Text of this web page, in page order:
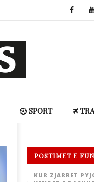
SPORT
POSTIMET E
KUR ZJARRET